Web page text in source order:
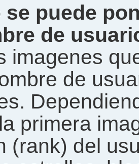
se puede
de
imagenes
de
primera
(rank) del